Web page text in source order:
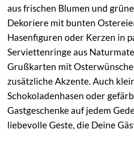
aus frischen Blumen und
Dekoriere mit bunten
Hasenfiguren oder Kerzen in
Serviettenringe aus
Grußkarten mit
zusätzliche Akzente. Auch
Schokoladenhasen oder
Gastgeschenke auf jedem
liebevolle Geste, die Deine